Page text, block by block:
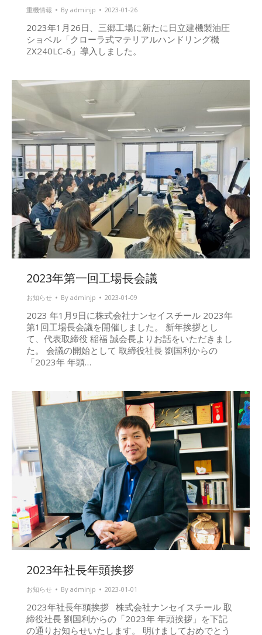
重機情報 By adminjp 2023-01-26
2023年1月26日、三郷工場に新たに日立建機製油圧
ショベル「クローラ式マテリアルハンドリング機
ZX240LC-6」導入しました。
2023年第一回工場長会議
お知らせ By adminjp 2023-01-09
2023 年1月9日に株式会社ナンセイスチール 2023年
第1回工場長会議を開催しました。 新年挨拶とし
て、代表取締役 稲福 誠会長よりお話をいただきまし
た。 会議の開始として 取締役社長 劉国利からの
「2023年 年頭…
2023年社長年頭挨拶
お知らせ By adminjp 2023-01-01
2023年社長年頭挨拶 株式会社ナンセイスチール 取
締役社長 劉国利からの「2023年 年頭挨拶」を下記
の通りお知らせいたします。 明けましておめでとう